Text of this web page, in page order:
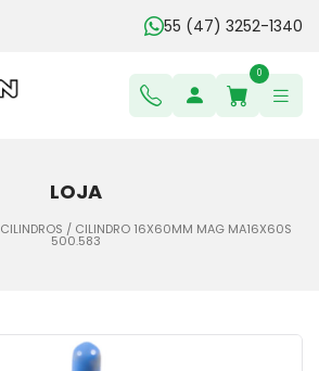
55 (47) 3252-1340
0
LOJA
CILINDROS / CILINDRO 16X60MM MAG MA16X60S
500.583